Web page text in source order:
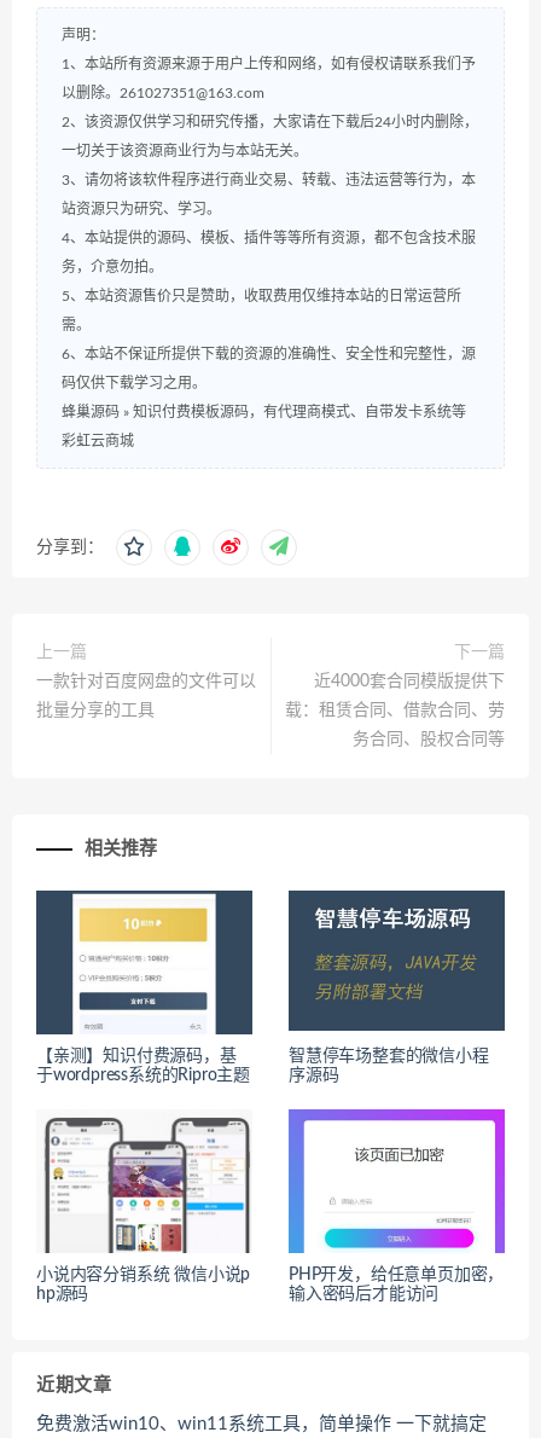
声明：
1、本站所有资源来源于用户上传和网络，如有侵权请联系我们予
以删除。261027351@163.com
2、该资源仅供学习和研究传播，大家请在下载后24小时内删除，
一切关于该资源商业行为与本站无关。
3、请勿将该软件程序进行商业交易、转载、违法运营等行为，本
站资源只为研究、学习。
4、本站提供的源码、模板、插件等等所有资源，都不包含技术服
务，介意勿拍。
5、本站资源售价只是赞助，收取费用仅维持本站的日常运营所
需。
6、本站不保证所提供下载的资源的准确性、安全性和完整性，源
码仅供下载学习之用。
蜂巢源码 » 知识付费模板源码，有代理商模式、自带发卡系统等
彩虹云商城
分享到：
上一篇
一款针对百度网盘的文件可以
批量分享的工具
下一篇
近4000套合同模版提供下
载：租赁合同、借款合同、劳
务合同、股权合同等
相关推荐
【亲测】知识付费源码，基
于wordpress系统的Ripro主题
智慧停车场整套的微信小程
序源码
小说内容分销系统 微信小说p
hp源码
PHP开发，给任意单页加密，
输入密码后才能访问
近期文章
免费激活win10、win11系统工具，简单操作 一下就搞定